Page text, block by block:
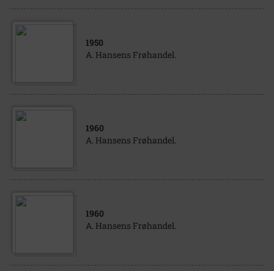
1950
A. Hansens Frøhandel.
1960
A. Hansens Frøhandel.
1960
A. Hansens Frøhandel.